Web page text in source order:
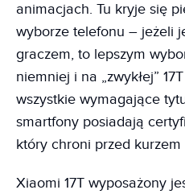
animacjach. Tu kryje się
wyborze telefonu – jeżeli
graczem, to lepszym
niemniej i na „zwykłej”
wszystkie wymagające
smartfony posiadają
który chroni przed kurzem
Xiaomi 17T wyposażony